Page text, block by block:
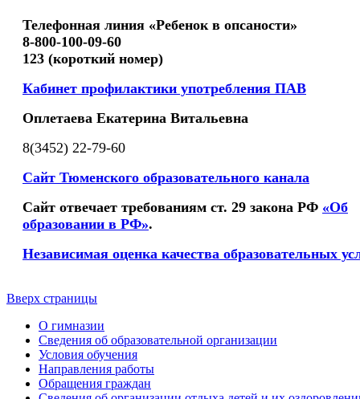
Телефонная линия «Ребенок в опсаности»
8-800-100-09-60
123 (короткий номер)
Кабинет профилактики употребления ПАВ
Оплетаева Екатерина Витальевна
8(3452) 22-79-60
Сайт Тюменского образовательного канала
Сайт отвечает требованиям ст. 29 закона РФ «Об
образовании в РФ».
Независимая оценка качества образовательных
Вверх страницы
О гимназии
Сведения об образовательной организации
Условия обучения
Направления работы
Обращения граждан